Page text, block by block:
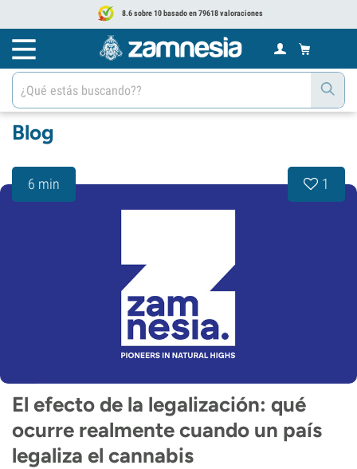
8.6 sobre 10 basado en 79618 valoraciones
Blog
6 min 1
El efecto de la legalización: qué
ocurre realmente cuando un país
legaliza el cannabis